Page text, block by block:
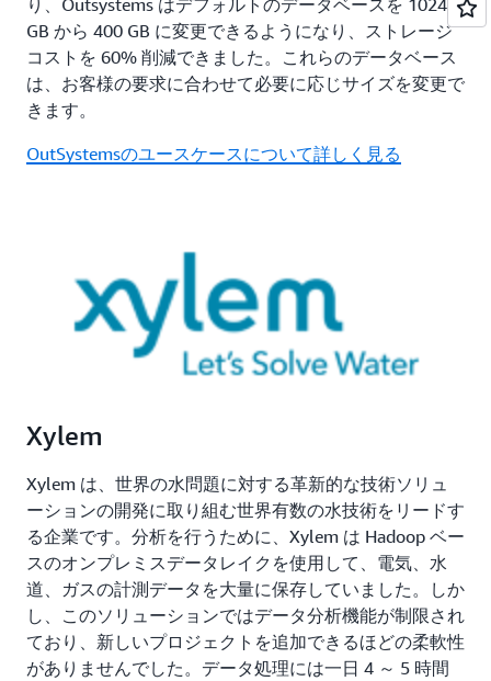
り、Outsystems はデフォルトのデータベースを 1024
GB から 400 GB に変更できるようになり、ストレージ
コストを 60% 削減できました。これらのデータベース
は、お客様の要求に合わせて必要に応じサイズを変更で
きます。
OutSystemsのユースケースについて詳しく見る
Xylem
Xylem は、世界の水問題に対する革新的な技術ソリュ
ーションの開発に取り組む世界有数の水技術をリードす
る企業です。分析を行うために、Xylem は Hadoop ベー
スのオンプレミスデータレイクを使用して、電気、水
道、ガスの計測データを大量に保存していました。しか
し、このソリューションではデータ分析機能が制限され
ており、新しいプロジェクトを追加できるほどの柔軟性
がありませんでした。データ処理には一日 4 ～ 5 時間